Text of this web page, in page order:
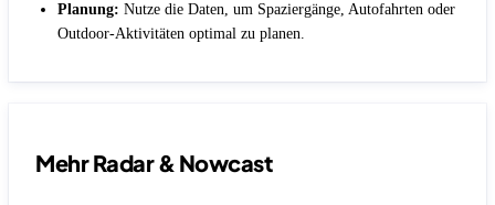
Planung: Nutze die Daten, um Spaziergänge, Autofahrten oder
Outdoor-Aktivitäten optimal zu planen.
Mehr Radar & Nowcast